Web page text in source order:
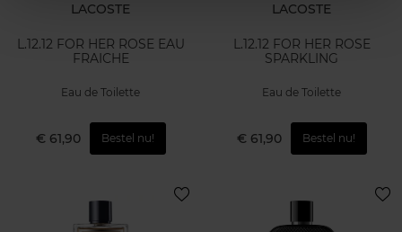
LACOSTE
L.12.12 FOR HER ROSE EAU
FRAICHE
Eau de Toilette
€ 61,90 Bestel nu!
LACOSTE
L.12.12 FOR HER ROSE
SPARKLING
Eau de Toilette
€ 61,90 Bestel nu!